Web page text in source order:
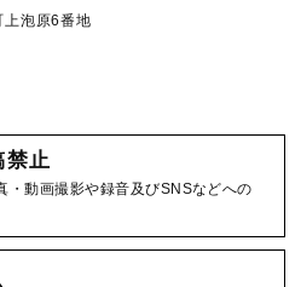
泡原6番地
禁止
・動画撮影や録音及びSNSなどへの